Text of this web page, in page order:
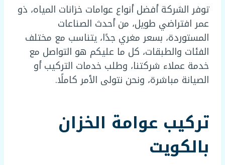
توفر الشركة أفضل أنواع عوامات خزانات المياه، ذو
عمر افتراضي طويل، من أحدث الصناعات
المستوردة، بسعر مغري جدًا، يتناسب مع مختلف
الفئات والطبقات، كل ما عليكم هو التواصل مع
خدمة عملاء شركتنا، وطلب خدمات التركيب أو
الصيانة مباشرة، ونحن نتولى الأمر كاملًا.
تركيب عوامة الخزان
بالكويت